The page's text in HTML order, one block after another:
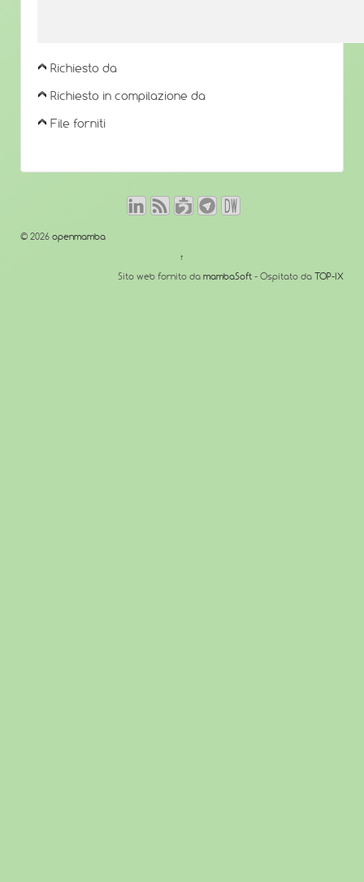
Richiesto da
Richiesto in compilazione da
File forniti
© 2026 openmamba
↑
Sito web fornito da mambaSoft - Ospitato da TOP-IX